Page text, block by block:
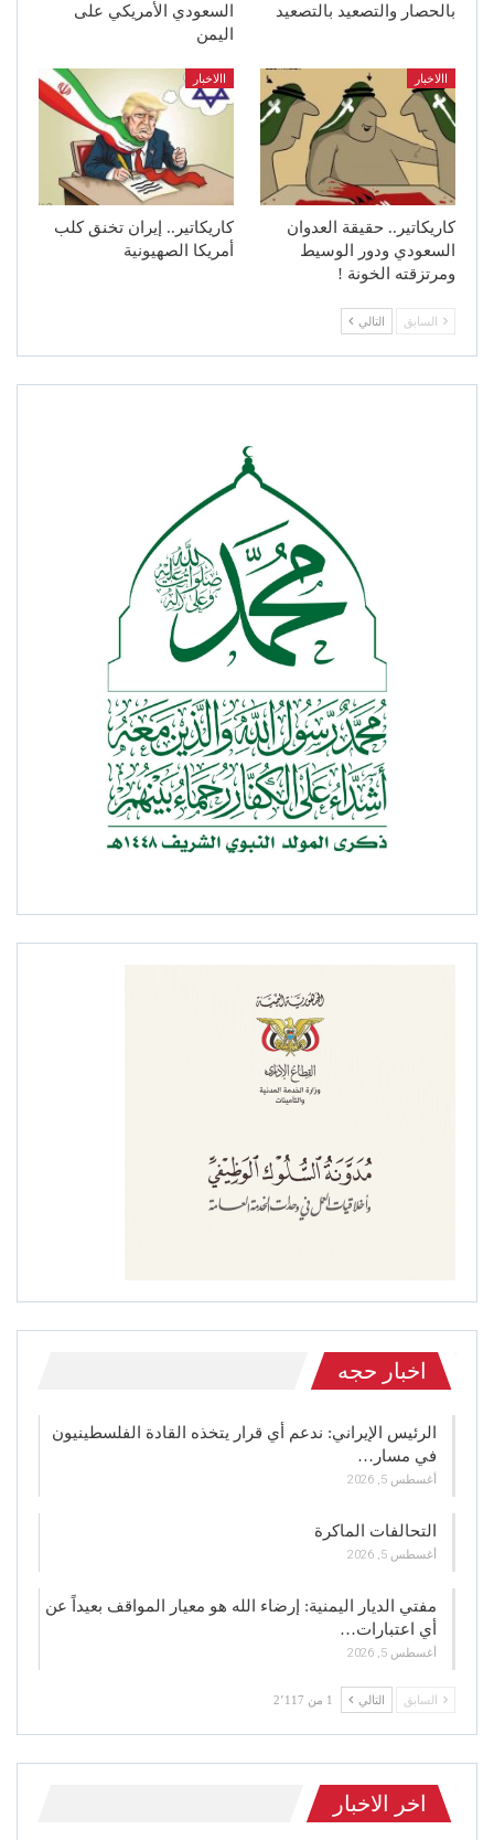
بالحصار والتصعيد بالتصعيد
السعودي الأمريكي على
اليمن
االاخبار
كاريكاتير.. حقيقة العدوان
السعودي ودور الوسيط
ومرتزقته الخونة !
االاخبار
كاريكاتير.. إيران تخنق كلب
أمريكا الصهيونية
السابق التالي
اخبار حجه
الرئيس الإيراني: ندعم أي قرار يتخذه القادة الفلسطينيون
في مسار…
أغسطس 5, 2026
التحالفات الماكرة
أغسطس 5, 2026
مفتي الديار اليمنية: إرضاء الله هو معيار المواقف بعيداً عن
أي اعتبارات…
أغسطس 5, 2026
السابق التالي 1 من 2٬117
اخر الاخبار